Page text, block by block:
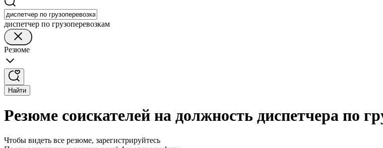
диспетчер по грузоперевозкам
Резюме
Найти
Резюме соискателей на должность диспетчера по
Чтобы видеть все резюме, зарегистрируйтесь